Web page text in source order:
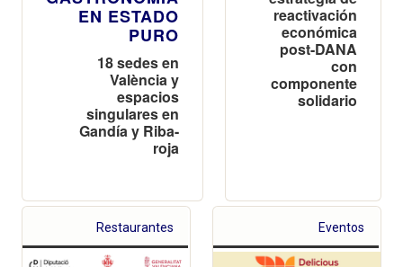
EN ESTADO
PURO
18 sedes en
València y
espacios
singulares en
Gandía y Riba-
roja
reactivación
económica
post-DANA
con
componente
solidario
Restaurantes Eventos